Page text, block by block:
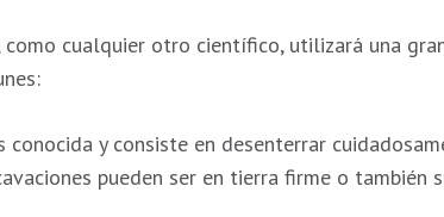
cualquier otro científico, utilizará una
conocida y consiste en desenterrar
pueden ser en tierra firme o también